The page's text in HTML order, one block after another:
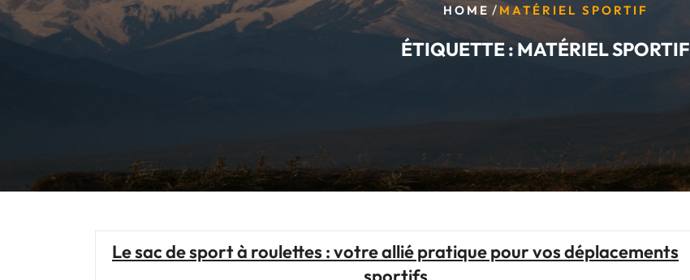
HOME / MATÉRIEL SPORTIF
ÉTIQUETTE : MATÉRIEL SPORTIF
Le sac de sport à roulettes : votre allié pratique pour vos déplacements